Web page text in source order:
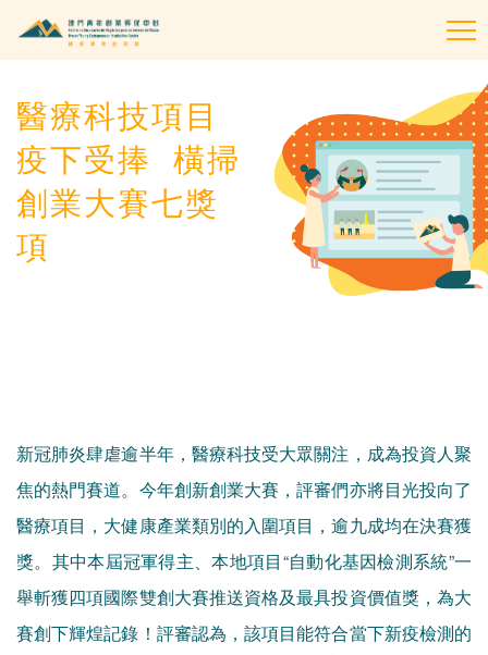
醫療科技項目
疫下受捧 橫掃
創業大賽七獎
項
新冠肺炎肆虐逾半年，醫療科技受大眾關注，成為投資人聚
焦的熱門賽道。今年創新創業大賽，評審們亦將目光投向了
醫療項目，大健康產業類別的入圍項目，逾九成均在決賽獲
獎。其中本屆冠軍得主、本地項目“自動化基因檢測系統”一
舉斬獲四項國際雙創大賽推送資格及最具投資價值獎，為大
賽創下輝煌記錄！評審認為，該項目能符合當下新疫檢測的